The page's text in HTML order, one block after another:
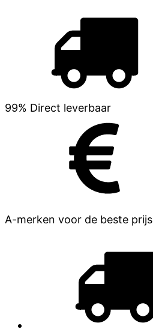
99% Direct leverbaar
A-merken voor de beste prijs